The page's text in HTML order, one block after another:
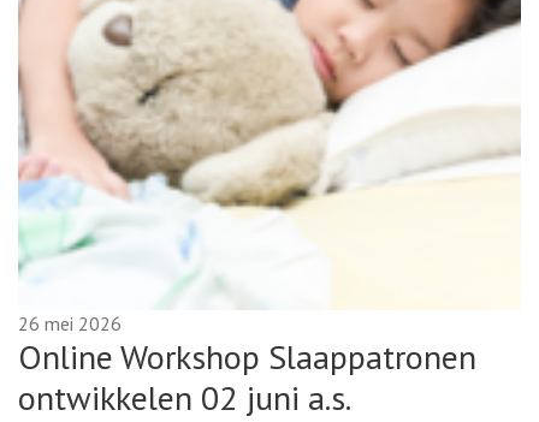
Online Workshop Slaappatronen
ontwikkelen 02 juni a.s.
26 mei 2026